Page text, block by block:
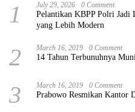
1 July 29, 2026 0 Comment
Pelantikan KBPP Polri Jadi
yang Lebih Modern
2 March 16, 2019 0 Comment
14 Tahun Terbunuhnya
3 March 16, 2019 0 Comment
Prabowo Resmikan Kantor